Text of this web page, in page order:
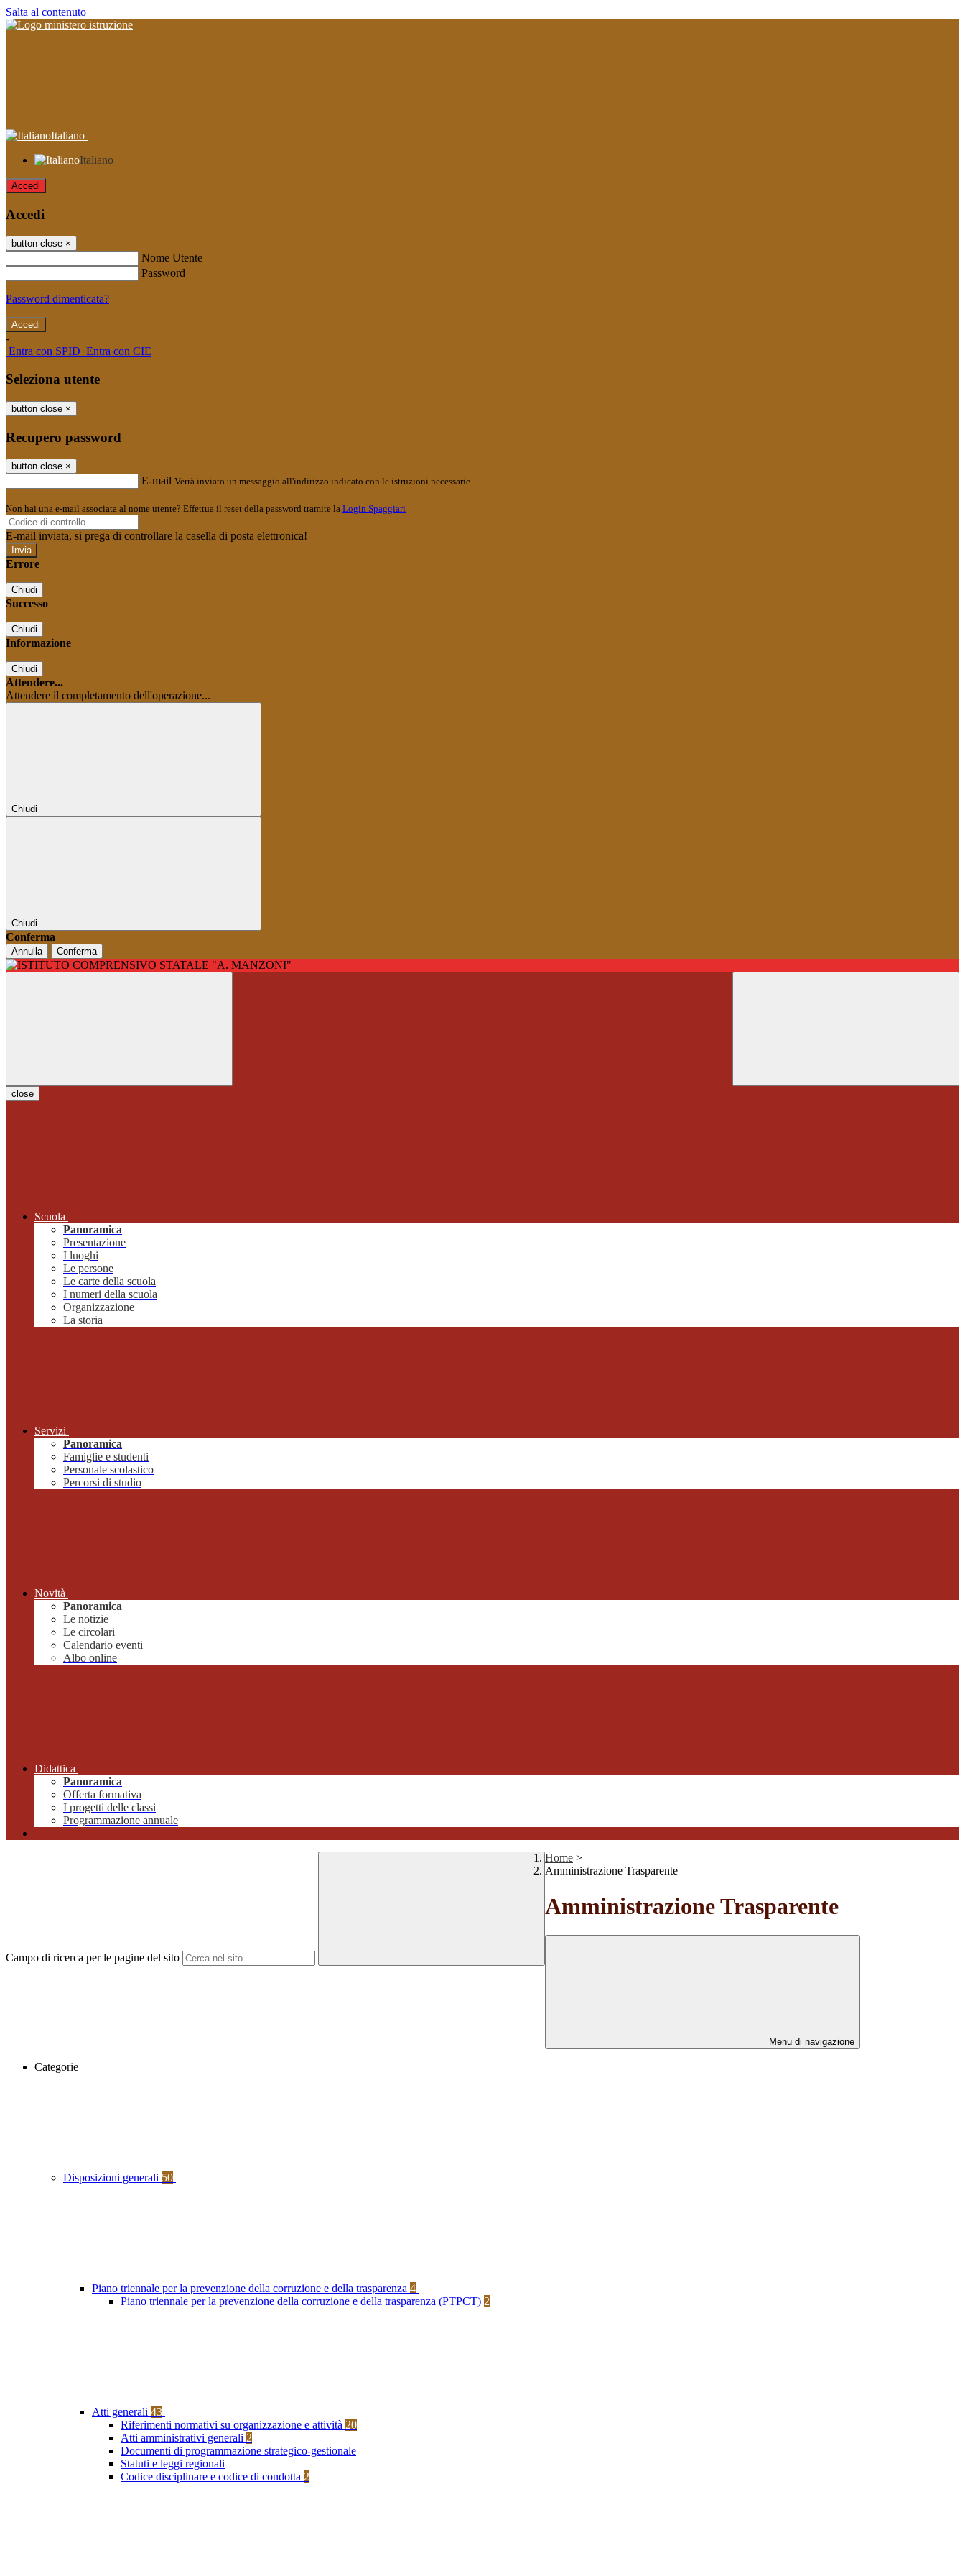
Salta al contenuto
Italiano
Italiano
Accedi
Accedi
button close ×
Nome Utente
Password
Password dimenticata?
-
Entra con SPID Entra con CIE
Seleziona utente
button close ×
Recupero password
button close ×
E-mail Verrà inviato un messaggio all'indirizzo indicato con le istruzioni necessarie.
Non hai una e-mail associata al nome utente? Effettua il reset della password tramite la Login Spaggiari
E-mail inviata, si prega di controllare la casella di posta elettronica!
Errore
Chiudi
Successo
Chiudi
Informazione
Chiudi
Attendere...
Attendere il completamento dell'operazione...
Chiudi
Chiudi
Conferma
Annulla Conferma
close
Scuola
Panoramica
Presentazione
I luoghi
Le persone
Le carte della scuola
I numeri della scuola
Organizzazione
La storia
Servizi
Panoramica
Famiglie e studenti
Personale scolastico
Percorsi di studio
Novità
Panoramica
Le notizie
Le circolari
Calendario eventi
Albo online
Didattica
Panoramica
Offerta formativa
I progetti delle classi
Programmazione annuale
Campo di ricerca per le pagine del sito
Home >
Amministrazione Trasparente
Amministrazione Trasparente
Menu di navigazione
Categorie
Disposizioni generali 50
Piano triennale per la prevenzione della corruzione e della trasparenza 4
Piano triennale per la prevenzione della corruzione e della trasparenza (PTPCT) 2
Atti generali 43
Riferimenti normativi su organizzazione e attività 20
Atti amministrativi generali 2
Documenti di programmazione strategico-gestionale
Statuti e leggi regionali
Codice disciplinare e codice di condotta 2